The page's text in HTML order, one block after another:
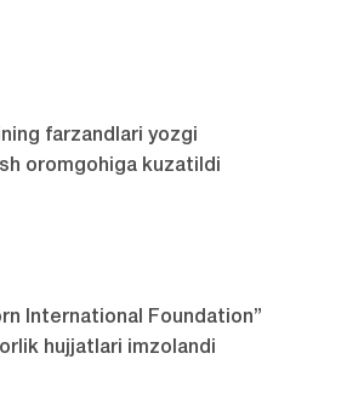
farzandlari yozgi
oromgohiga kuzatildi
International Foundation”
hujjatlari imzolandi